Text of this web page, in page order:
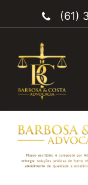
(61)